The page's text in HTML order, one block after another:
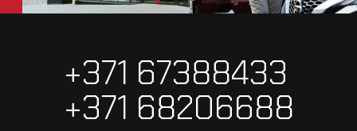
+371 67388433
+371 68206688